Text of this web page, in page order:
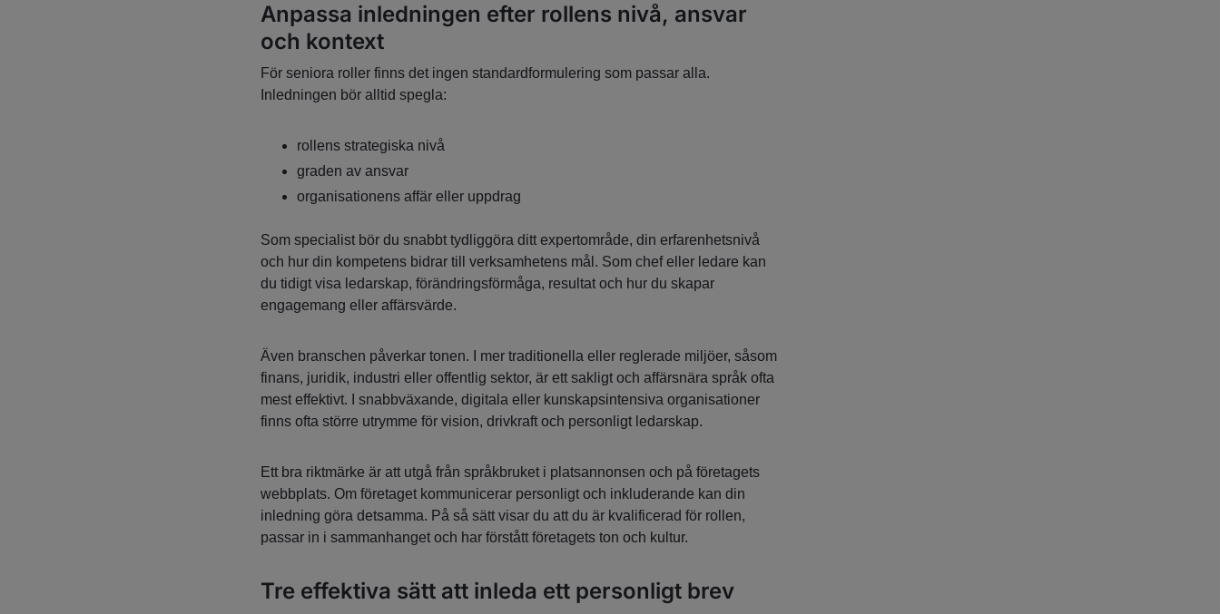
Anpassa inledningen efter rollens nivå, ansvar
och kontext
För seniora roller finns det ingen standardformulering som passar alla.
Inledningen bör alltid spegla:
rollens strategiska nivå
graden av ansvar
organisationens affär eller uppdrag
Som specialist bör du snabbt tydliggöra ditt expertområde, din erfarenhetsnivå
och hur din kompetens bidrar till verksamhetens mål. Som chef eller ledare kan
du tidigt visa ledarskap, förändringsförmåga, resultat och hur du skapar
engagemang eller affärsvärde.
Även branschen påverkar tonen. I mer traditionella eller reglerade miljöer, såsom
finans, juridik, industri eller offentlig sektor, är ett sakligt och affärsnära språk ofta
mest effektivt. I snabbväxande, digitala eller kunskapsintensiva organisationer
finns ofta större utrymme för vision, drivkraft och personligt ledarskap.
Ett bra riktmärke är att utgå från språkbruket i platsannonsen och på företagets
webbplats. Om företaget kommunicerar personligt och inkluderande kan din
inledning göra detsamma. På så sätt visar du att du är kvalificerad för rollen,
passar in i sammanhanget och har förstått företagets ton och kultur.
Tre effektiva sätt att inleda ett personligt brev